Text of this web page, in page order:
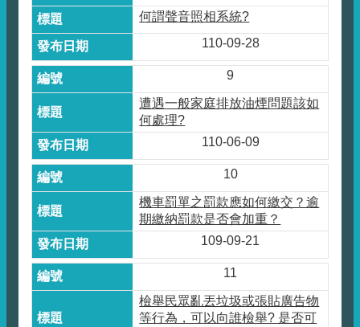
何謂聲音照相系統?
110-09-28
9
遭遇一般家庭排放油煙問題該如
何處理?
110-06-09
10
機車罰單之罰款應如何繳交？逾
期繳納罰款是否會加重？
109-09-21
11
檢舉民眾亂丟垃圾或張貼廣告物
等行為，可以向誰檢舉? 是否可